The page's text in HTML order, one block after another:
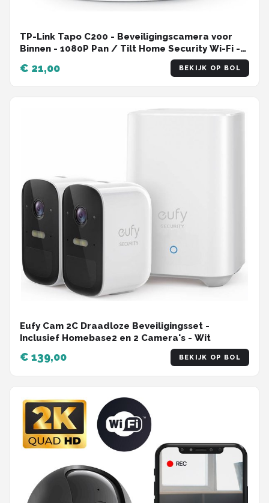
TP-Link Tapo C200 - Beveiligingscamera voor
Binnen - 1080P Pan / Tilt Home Security Wi-Fi -
€ 21,00 BEKIJK OP BOL
Eufy Cam 2C Draadloze Beveiligingsset -
Inclusief Homebase2 en 2 Camera's - Wit
€ 139,00 BEKIJK OP BOL